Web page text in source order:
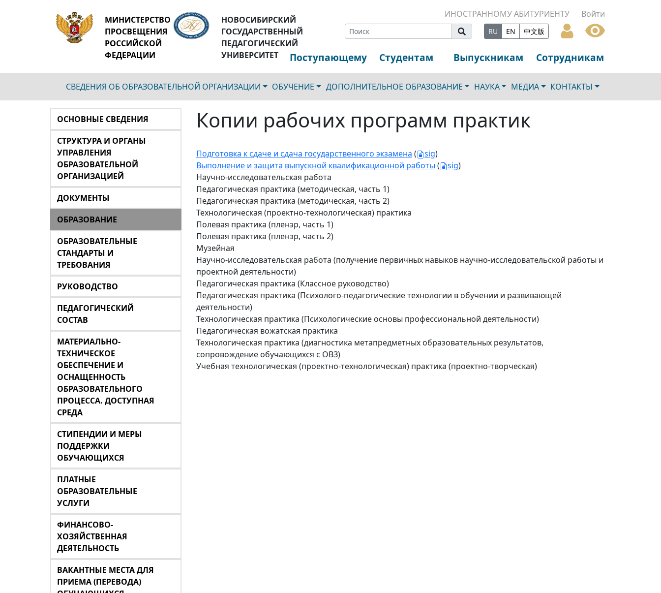
МИНИСТЕРСТВО
ПРОСВЕЩЕНИЯ
РОССИЙСКОЙ
ФЕДЕРАЦИИ
НОВОСИБИРСКИЙ
ГОСУДАРСТВЕННЫЙ
ПЕДАГОГИЧЕСКИЙ
УНИВЕРСИТЕТ
ИНОСТРАННОМУ АБИТУРИЕНТУ Войти
RU EN 中文版
Поступающему Студентам Выпускникам Сотрудникам
СВЕДЕНИЯ ОБ ОБРАЗОВАТЕЛЬНОЙ ОРГАНИЗАЦИИ ОБУЧЕНИЕ ДОПОЛНИТЕЛЬНОЕ ОБРАЗОВАНИЕ НАУКА МЕДИА КОНТАКТЫ
ОСНОВНЫЕ СВЕДЕНИЯ
СТРУКТУРА И ОРГАНЫ
УПРАВЛЕНИЯ
ОБРАЗОВАТЕЛЬНОЙ
ОРГАНИЗАЦИЕЙ
ДОКУМЕНТЫ
ОБРАЗОВАНИЕ
ОБРАЗОВАТЕЛЬНЫЕ
СТАНДАРТЫ И
ТРЕБОВАНИЯ
РУКОВОДСТВО
ПЕДАГОГИЧЕСКИЙ
СОСТАВ
МАТЕРИАЛЬНО-
ТЕХНИЧЕСКОЕ
ОБЕСПЕЧЕНИЕ И
ОСНАЩЕННОСТЬ
ОБРАЗОВАТЕЛЬНОГО
ПРОЦЕССА. ДОСТУПНАЯ
СРЕДА
СТИПЕНДИИ И МЕРЫ
ПОДДЕРЖКИ
ОБУЧАЮЩИХСЯ
ПЛАТНЫЕ
ОБРАЗОВАТЕЛЬНЫЕ
УСЛУГИ
ФИНАНСОВО-
ХОЗЯЙСТВЕННАЯ
ДЕЯТЕЛЬНОСТЬ
ВАКАНТНЫЕ МЕСТА ДЛЯ
ПРИЕМА (ПЕРЕВОДА)
Копии рабочих программ практик
Подготовка к сдаче и сдача государственного экзамена ( sig)
Выполнение и защита выпускной квалификационной работы ( sig)
Научно-исследовательская работа
Педагогическая практика (методическая, часть 1)
Педагогическая практика (методическая, часть 2)
Технологическая (проектно-технологическая) практика
Полевая практика (пленэр, часть 1)
Полевая практика (пленэр, часть 2)
Музейная
Научно-исследовательская работа (получение первичных навыков научно-исследовательской работы и
проектной деятельности)
Педагогическая практика (Классное руководство)
Педагогическая практика (Психолого-педагогические технологии в обучении и развивающей
деятельности)
Технологическая практика (Психологические основы профессиональной деятельности)
Педагогическая вожатская практика
Технологическая практика (диагностика метапредметных образовательных результатов,
сопровождение обучающихся с ОВЗ)
Учебная технологическая (проектно-технологическая) практика (проектно-творческая)